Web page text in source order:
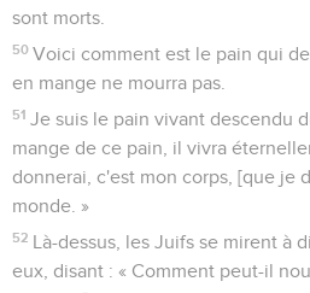
sont morts.
50 Voici comment est le pain qui
en mange ne mourra pas.
51 Je suis le pain vivant descendu
mange de ce pain, il vivra
donnerai, c'est mon corps, [que je
monde. »
52 Là-dessus, les Juifs se mirent à
eux, disant : « Comment peut-il